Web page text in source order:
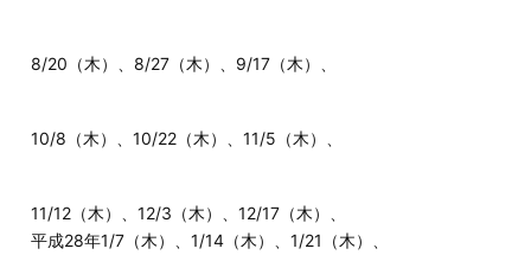
8/20（木）、8/27（木）、9/17（木）、
10/8（木）、10/22（木）、11/5（木）、
11/12（木）、12/3（木）、12/17（木）、
平成28年1/7（木）、1/14（木）、1/21（木）、